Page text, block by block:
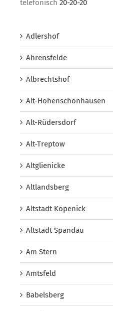
telefonisch 20-20-20
Adlershof
Ahrensfelde
Albrechtshof
Alt-Hohenschönhausen
Alt-Rüdersdorf
Alt-Treptow
Altglienicke
Altlandsberg
Altstadt Köpenick
Altstadt Spandau
Am Stern
Amtsfeld
Babelsberg